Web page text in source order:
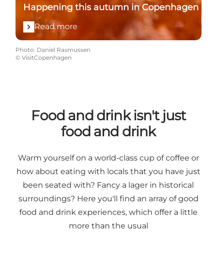
Happening this autumn in Copenhagen
Read more
Photo: Daniel Rasmussen
© VisitCopenhagen
Food and drink isn't just
food and drink
Warm yourself on a world-class cup of coffee or
how about eating with locals that you have just
been seated with? Fancy a lager in historical
surroundings? Here you'll find an array of good
food and drink experiences, which offer a little
more than the usual